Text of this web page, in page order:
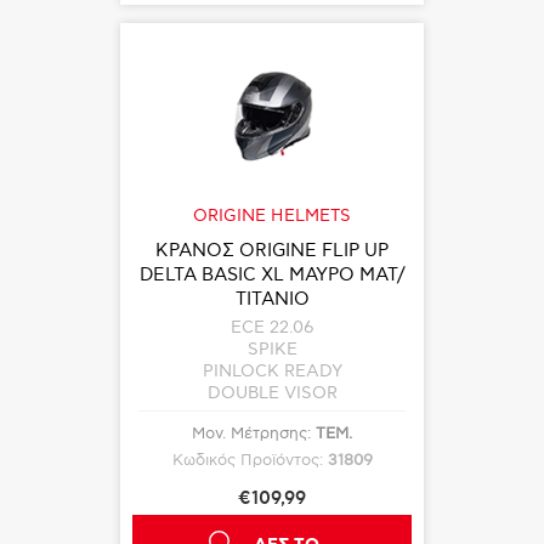
ORIGINE HELMETS
ΚΡΑΝΟΣ ORIGINE FLIP UP
DELTA BASIC XL ΜΑΥΡΟ ΜΑΤ/
ΤΙΤΑΝΙΟ
ECE 22.06
SPIKE
PINLOCK READY
DOUBLE VISOR
Μον. Μέτρησης: ΤΕΜ.
Κωδικός Προϊόντος: 31809
€109,99